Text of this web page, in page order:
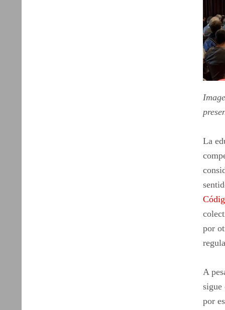
La
por
A
sigue
por